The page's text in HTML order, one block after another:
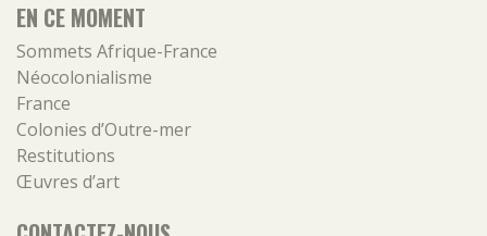
EN CE MOMENT
Sommets Afrique-France
Néocolonialisme
France
Colonies d’Outre-mer
Restitutions
Œuvres d’art